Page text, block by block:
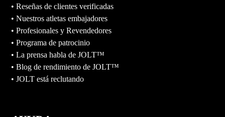
• Reseñas de clientes verificadas
• Nuestros atletas embajadores
• Profesionales y Revendedores
• Programa de patrocinio
• La prensa habla de JOLT™
• Blog de rendimiento de JOLT™
• JOLT está reclutando